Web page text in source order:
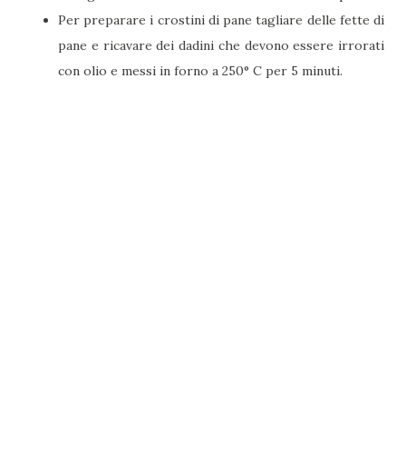
Per preparare i crostini di pane tagliare delle fette di
pane e ricavare dei dadini che devono essere irrorati
con olio e messi in forno a 250° C per 5 minuti.